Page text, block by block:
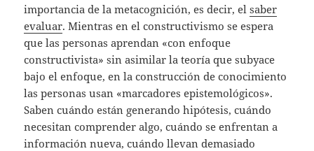
importancia de la metacognición, es decir, elsaber
evaluar. Mientras en el constructivismo se espera
que las personas aprendan «con enfoque
constructivista» sin asimilar la teoría que subyace
bajo el enfoque, en la construcción de conocimiento
las personas usan «marcadores epistemológicos».
Saben cuándo están generando hipótesis, cuándo
necesitan comprender algo, cuándo se enfrentan a
información nueva, cuándo llevan demasiado